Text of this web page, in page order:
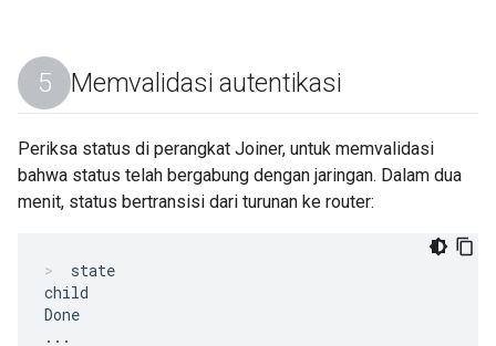
Memvalidasi autentikasi
Periksa status di perangkat Joiner, untuk memvalidasi
bahwa status telah bergabung dengan jaringan. Dalam dua
menit, status bertransisi dari turunan ke router:
state
child
Done